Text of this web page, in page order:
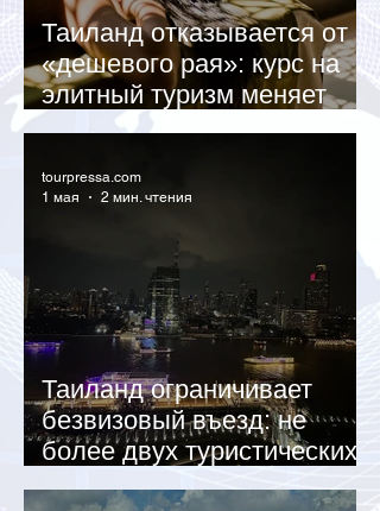
Таиланд отказывается от
«дешевого рая»: курс на
элитный туризм меняет
рынок
Таиланд ограничивает
безвизовый въезд: не
более двух туристических
штампов в год
tourpressa.com
1 мая
2 мин. чтения